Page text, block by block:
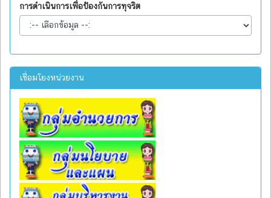
การดำเนินการเพื่อป้องกันการทุจริต
เชื่อมโยงหน่วยงาน